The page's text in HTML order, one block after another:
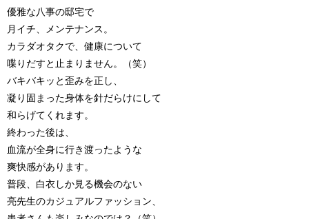
優雅な八事の邸宅で
月イチ、メンテナンス。
カラダオタクで、健康について
喋りだすと止まりません。（笑）
バキバキッと歪みを正し、
凝り固まった身体を針だらけにして
和らげてくれます。
終わった後は、
血流が全身に行き渡ったような
爽快感があります。
普段、白衣しか見る機会のない
亮先生のカジュアルファッション、